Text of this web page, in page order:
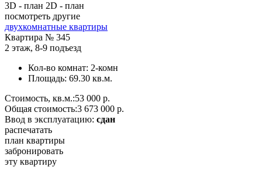
3D - план 2D - план
посмотреть другие
двухкомнатные квартиры
Квартира № 345
2 этаж, 8-9 подъезд
Кол-во комнат: 2-комн
Площадь: 69.30 кв.м.
Стоимость, кв.м.:53 000 р.
Общая стоимость:3 673 000 р.
Ввод в эксплуатацию: сдан
распечатать
план квартиры
забронировать
эту квартиру